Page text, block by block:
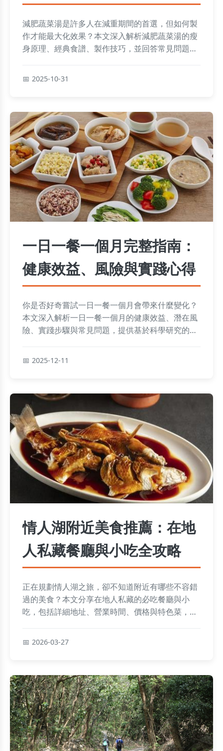
減肥蔬菜湯是許多人在減重期間的首選，但如何製
作才能最大化效果？本文深入解析減肥蔬菜湯的瘦
身原理、經典食譜、製作技巧，並回答常見問題如
2025-10-31
一日一餐一個月完整指南：
健康效益、風險與實踐心得
你是否好奇嘗試一日一餐一個月會帶來什麼變化？
本文深入解析一日一餐一個月的健康效益、潛在風
險、實踐步驟與常見問題，提供基於科學研究的實
2025-12-11
情人湖附近美食推薦：在地
人私藏餐廳與小吃全攻略
正在規劃情人湖之旅，卻不知道附近有哪些不容錯
過的美食？本文分享在地人私藏的必吃餐廳與小
吃，包括詳細地址、營業時間、價格與特色菜，助
2026-03-27